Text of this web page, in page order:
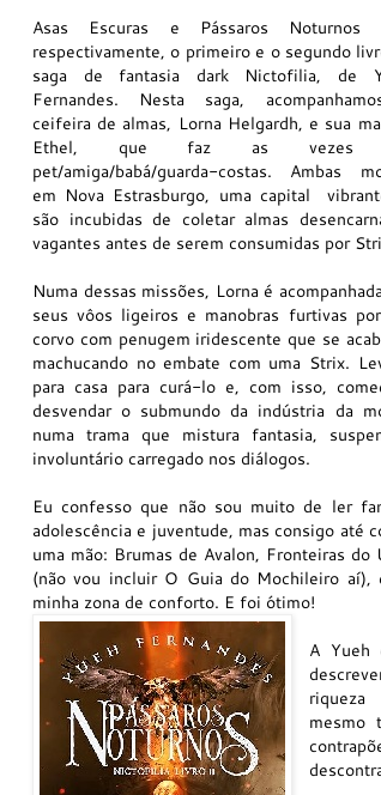
Asas Escuras e Pássaros Noturnos
respectivamente, o primeiro e o segundo
saga de fantasia dark Nictofilia, de
Fernandes. Nesta saga,
ceifeira de almas, Lorna Helgardh, e sua
Ethel, que faz as vezes
pet/amiga/babá/guarda-costas. Ambas
em Nova Estrasburgo, uma capital
são incubidas de coletar almas
vagantes antes de serem consumidas por
Numa dessas missões, Lorna é
seus vôos ligeiros e manobras furtivas
corvo com penugem iridescente que se
machucando no embate com uma Strix.
para casa para curá-lo e, com isso,
desvendar o submundo da indústria da
numa trama que mistura fantasia,
involuntário carregado nos diálogos.
Eu confesso que não sou muito de ler
adolescência e juventude, mas consigo até
uma mão: Brumas de Avalon, Fronteiras
(não vou incluir O Guia do Mochileiro
minha zona de conforto. E foi ótimo!
A Yueh
mesmo